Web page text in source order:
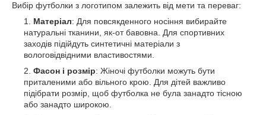
Вибір футболки з логотипом залежить від мети та переваг:
Матеріал: Для повсякденного носіння вибирайте
натуральні тканини, як-от бавовна. Для спортивних
заходів підійдуть синтетичні матеріали з
вологовідвідними властивостями.
Фасон і розмір: Жіночі футболки можуть бути
приталеними або вільного крою. Для дітей важливо
підібрати розмір, щоб футболка не була занадто тісною
або занадто широкою.